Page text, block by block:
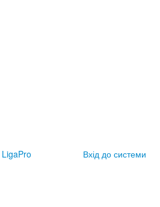
LigaPro Вхід до системи